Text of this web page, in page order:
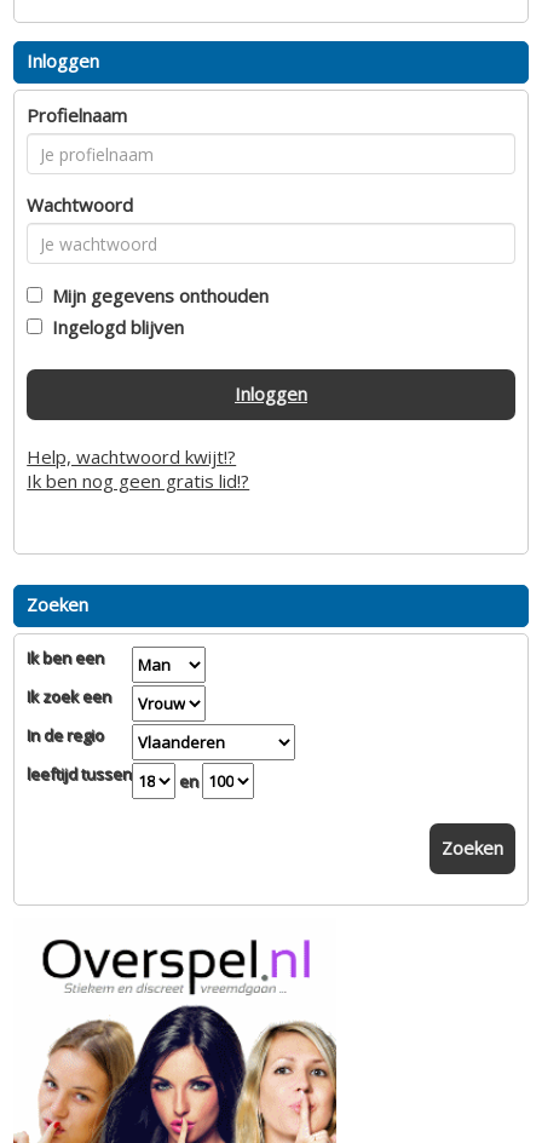
Inloggen
Profielnaam
Wachtwoord
Mijn gegevens onthouden
Ingelogd blijven
Inloggen
Help, wachtwoord kwijt!?
Ik ben nog geen gratis lid!?
Zoeken
Ik ben een
Ik zoek een
In de regio
leeftijd tussen
en
Zoeken